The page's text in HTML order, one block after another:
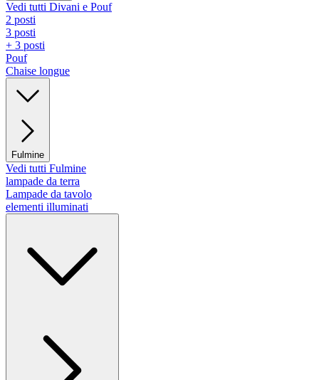
Vedi tutti Divani e Pouf
2 posti
3 posti
+ 3 posti
Pouf
Chaise longue
Fulmine
Vedi tutti Fulmine
lampade da terra
Lampade da tavolo
elementi illuminati